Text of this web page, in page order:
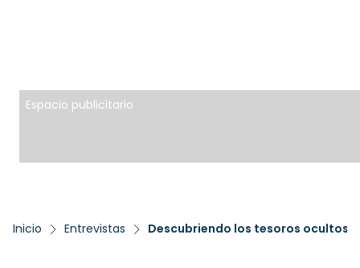
Espacio publicitario
Inicio Entrevistas